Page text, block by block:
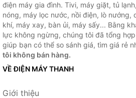
điện máy gia đình. Tivi, máy giặt, tủ
nóng, máy lọc nước, nồi điện, lò nướng,
khí, máy xay, bàn ủi, máy sấy... Bằng
lực không ngừng, chúng tôi đã tổng
giúp bạn có thể so sánh giá, tìm giá rẻ
tôi không bán hàng.
VỀ ĐIỆN MÁY THANH
Giới thiệu